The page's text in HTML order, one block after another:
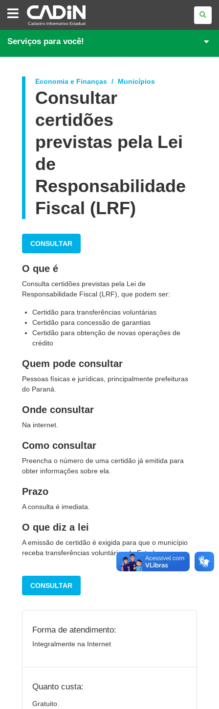
CADASTRO
INFORMATIVO
ESTADUAL
Serviços para você!
Economia e Finanças Municípios
Consultar
certidões
previstas pela Lei
de
Responsabilidade
Fiscal (LRF)
CONSULTAR
O que é
Consulta certidões previstas pela Lei de
Responsabilidade Fiscal (LRF), que podem ser:
Certidão para transferências voluntárias
Certidão para concessão de garantias
Certidão para obtenção de novas operações de
crédito
Quem pode consultar
Pessoas físicas e jurídicas, principalmente prefeituras
do Paraná.
Onde consultar
Na internet.
Como consultar
Preencha o número de uma certidão já emitida para
obter informações sobre ela.
Prazo
A consulta é imediata.
O que diz a lei
A emissão de certidão é exigida para que o município
receba transferências voluntárias do Estado.
CONSULTAR
Forma de atendimento:
Integralmente na Internet
Quanto custa:
Gratuito.